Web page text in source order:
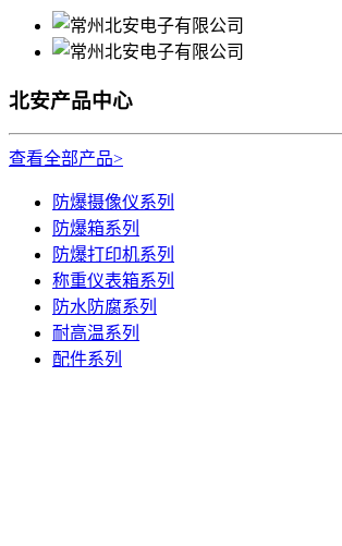
北安产品中心
查看全部产品>
防爆摄像仪系列
防爆箱系列
防爆打印机系列
称重仪表箱系列
防水防腐系列
耐高温系列
配件系列